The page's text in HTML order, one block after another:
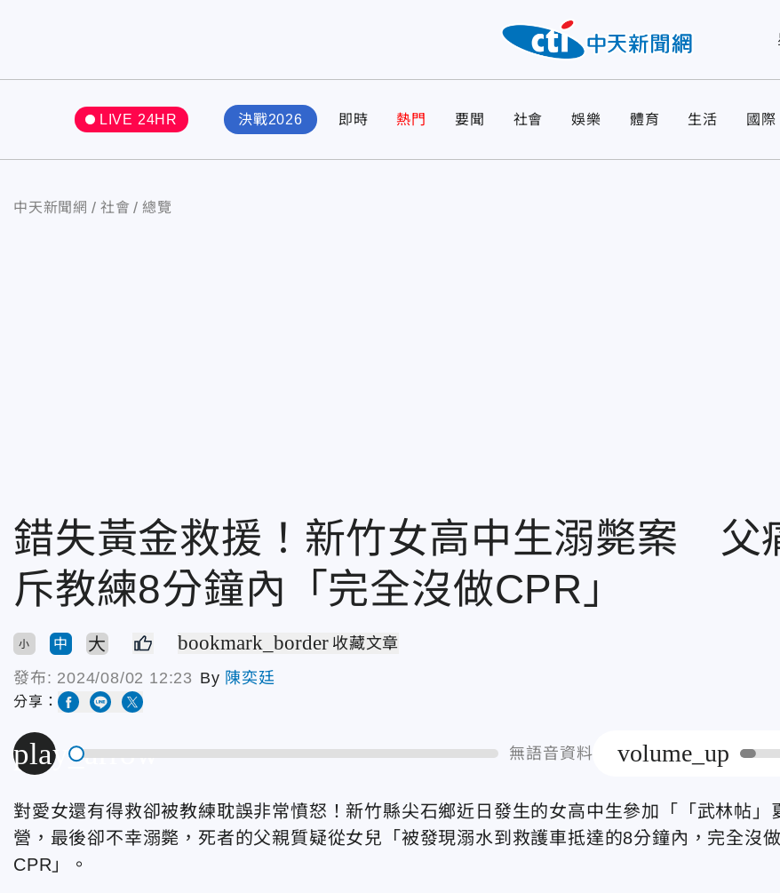
LIVE 24HR 決戰2026 即時 熱門 要聞 社會 娛樂 體育 生活 國際
中天新聞網 社會 總覽
錯失黃金救援！新竹女高中生溺斃案 父
斥教練8分鐘內「完全沒做CPR」
小 中 大 bookmark_border 收藏文章
發布: 2024/08/02 12:23 By 陳奕廷
分享：
play_arrow 無語音資料 volume_up
對愛女還有得救卻被教練耽誤非常憤怒！新竹縣尖石鄉近日發生的女高中生參加「「武林帖」
營，最後卻不幸溺斃，死者的父親質疑從女兒「被發現溺水到救護車抵達的8分鐘內，完全沒做
CPR」。